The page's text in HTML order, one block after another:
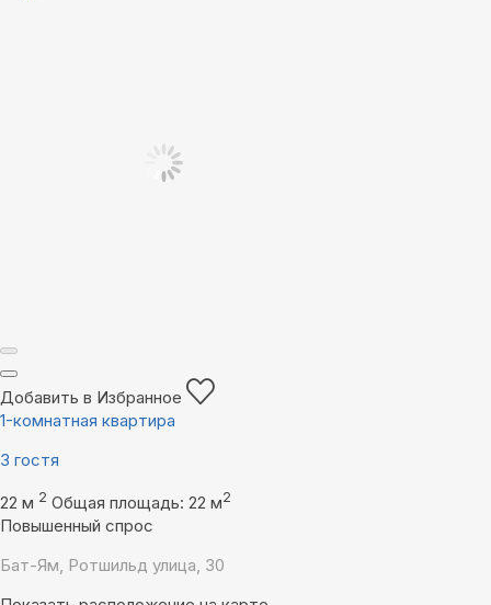
Добавить в Избранное
1-комнатная квартира
3 гостя
22 м 2 Общая площадь: 22 м2
Повышенный спрос
Бат-Ям, Ротшильд улица, 30